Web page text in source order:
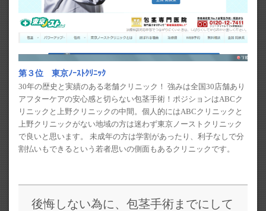
第３位 東京ﾉｰｽﾄｸﾘﾆｯｸ
30年の歴史と実績のある老舗クリニック！ 強みは全国30店舗あり
アフターケアの安心感と切らない包茎手術！ポジションはABCク
リニックと上野クリニックの中間。個人的にはABCクリニックと
上野クリニックがない地域の方は迷わず東京ノーストクリニック
で良いと思います。 未成年の方は学割があったり、利子なしで分
割払いもできるという若者思いの側面もあるクリニックです。
後悔しない為に、包茎手術までにして